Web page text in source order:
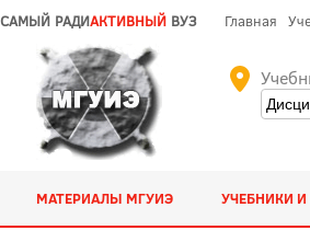
САМЫЙ РАДИАКТИВНЫЙ ВУЗ Главная
МАТЕРИАЛЫ МГУИЭ УЧЕБНИКИ